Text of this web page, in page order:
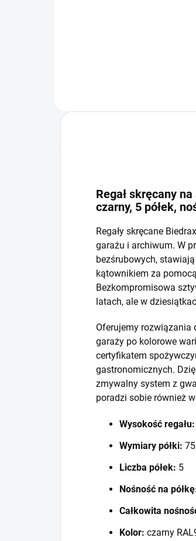
Regał skręcany
czarny, 5 półek,
Regały skręcane
garażu i archiwum. W
bezśrubowych,
kątownikiem za
Bezkompromisowa
latach, ale w
Oferujemy rozwiązania
garaży po kolorowe
certyfikatem
gastronomicznych.
zmywalny system z
poradzi sobie również
Wysokość regału:
Wymiary półki:
Liczba półek: 5
Nośność na
Całkowita
Kolor: czarny